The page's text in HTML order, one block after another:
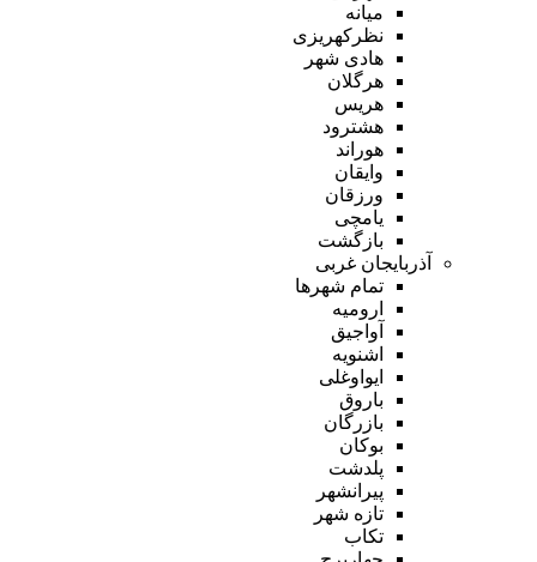
میانه
نظرکهریزی
هادی شهر
هرگلان
هریس
هشترود
هوراند
وایقان
ورزقان
یامچی
بازگشت
آذربایجان غربی
تمام شهر‌ها
ارومیه
آواجیق
اشنویه
ایواوغلی
باروق
بازرگان
بوکان
پلدشت
پیرانشهر
تازه شهر
تکاب